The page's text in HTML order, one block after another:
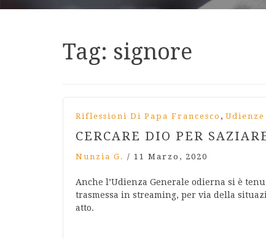
Tag: signore
Riflessioni Di Papa Francesco ,
CERCARE DIO PER
Nunzia G. / 11 Marzo, 2020
Anche l’Udienza Generale odierna si è
trasmessa in streaming, per via della
atto.